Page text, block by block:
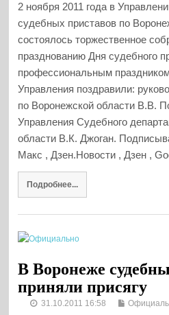
2 ноября 2011 года в
судебных приставов по
состоялось торжественное
празднованию Дня судебного
профессиональным
Управления поздравили:
по Воронежской области В.В.
Управления Судебного
области В.К. Джоган.
Макс , Дзен.Новости , Дзен ,
Подробнее...
В Воронеже
приняли присягу
31.10.2011 16:58